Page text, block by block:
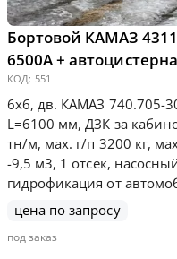
Бортовой КАМАЗ
6500А +
КОД: 551
6х6, дв. КАМАЗ 740.705-
L=6100 мм, ДЗК за
тн/м, мах. г/п 3200 кг,
-9,5 м3, 1 отсек,
гидрофикация от
цена по запросу
под заказ